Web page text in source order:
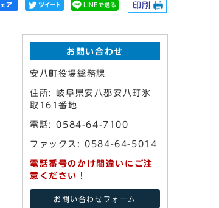
印刷
お問い合わせ
安八町役場総務課
住所: 岐阜県安八郡安八町氷
取161番地
電話: 0584-64-7100
ファックス: 0584-64-5014
電話番号のかけ間違いにご注
意ください！
お問い合わせフォーム